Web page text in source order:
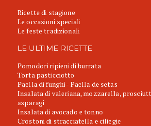
Ricette di stagione
Le occasioni speciali
Le feste tradizionali
LE ULTIME RICETTE
Pomodori ripieni di burrata
Torta pasticciotto
Paella di funghi - Paella de setas
Insalata di valeriana, mozzarella,
asparagi
Insalata di avocado e tonno
Crostoni di stracciatella e ciliegie